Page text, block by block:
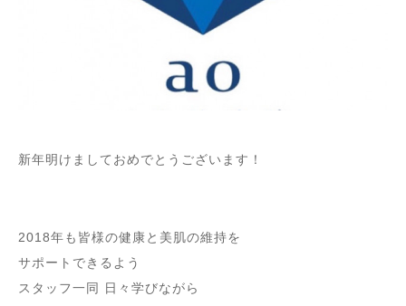
新年明けましておめでとうございます！
2018年も皆様の健康と美肌の維持を
サポートできるよう
スタッフ一同 日々学びながら